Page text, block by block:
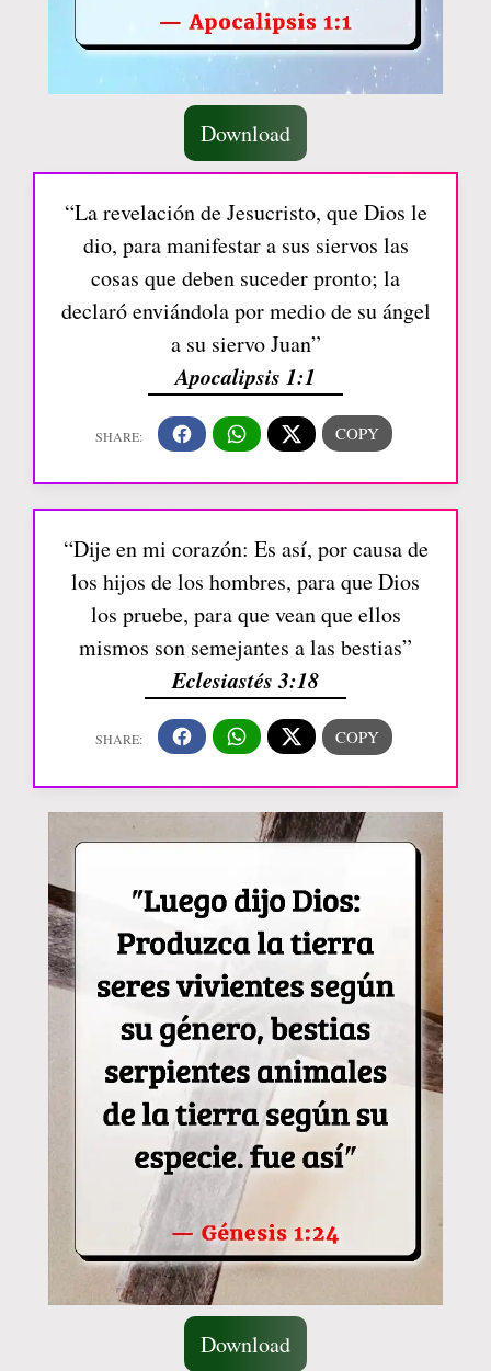
Download
“La revelación de Jesucristo, que Dios le
dio, para manifestar a sus siervos las
cosas que deben suceder pronto; la
declaró enviándola por medio de su ángel
a su siervo Juan”
Apocalipsis 1:1
“Dije en mi corazón: Es así, por causa de
los hijos de los hombres, para que Dios
los pruebe, para que vean que ellos
mismos son semejantes a las bestias”
Eclesiastés 3:18
Download